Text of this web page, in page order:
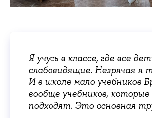
Я учусь в классе, где все
слабовидящие. Незрячая я
И в школе мало учебников
вообще учебников,
подходят. Это основная